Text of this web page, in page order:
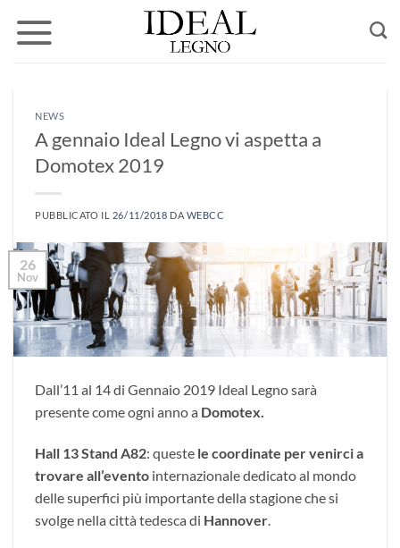
NEWS
A gennaio Ideal Legno vi aspetta a
Domotex 2019
PUBBLICATO IL 26/11/2018 DA WEBCC
26
Nov
Dall’11 al 14 di Gennaio 2019 Ideal Legno sarà
presente come ogni anno a Domotex.
Hall 13 Stand A82: queste le coordinate per venirci a
trovare all’evento internazionale dedicato al mondo
delle superfici più importante della stagione che si
svolge nella città tedesca di Hannover.